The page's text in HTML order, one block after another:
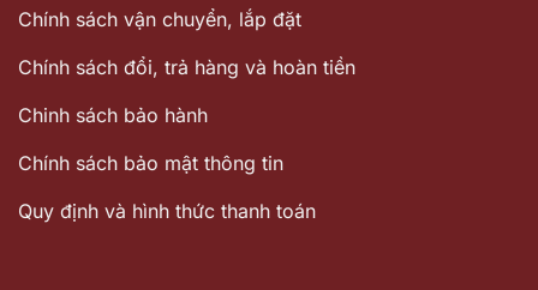
Chính sách vận chuyển, lắp đặt
Chính sách đổi, trả hàng và hoàn tiền
Chinh sách bảo hành
Chính sách bảo mật thông tin
Quy định và hình thức thanh toán